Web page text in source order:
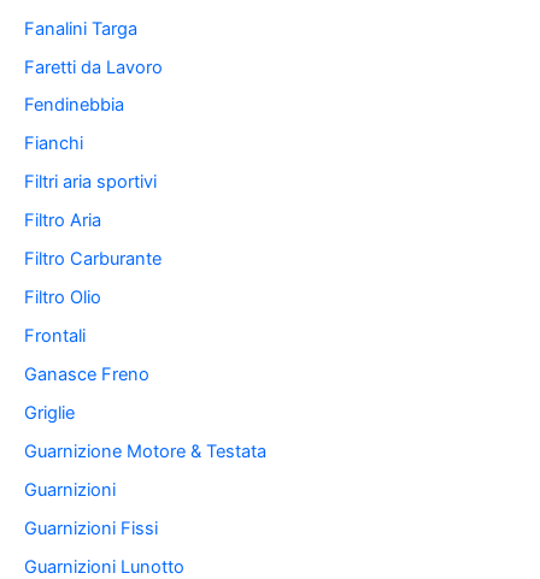
Fanalini Targa
Faretti da Lavoro
Fendinebbia
Fianchi
Filtri aria sportivi
Filtro Aria
Filtro Carburante
Filtro Olio
Frontali
Ganasce Freno
Griglie
Guarnizione Motore & Testata
Guarnizioni
Guarnizioni Fissi
Guarnizioni Lunotto